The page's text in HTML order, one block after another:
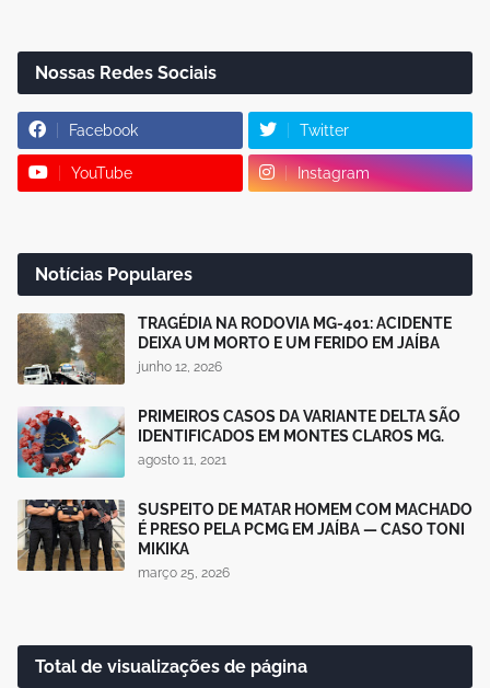
Nossas Redes Sociais
Facebook Twitter
YouTube Instagram
Notícias Populares
TRAGÉDIA NA RODOVIA MG-401: ACIDENTE
DEIXA UM MORTO E UM FERIDO EM JAÍBA
junho 12, 2026
PRIMEIROS CASOS DA VARIANTE DELTA SÃO
IDENTIFICADOS EM MONTES CLAROS MG.
agosto 11, 2021
SUSPEITO DE MATAR HOMEM COM MACHADO
É PRESO PELA PCMG EM JAÍBA — CASO TONI
MIKIKA
março 25, 2026
Total de visualizações de página